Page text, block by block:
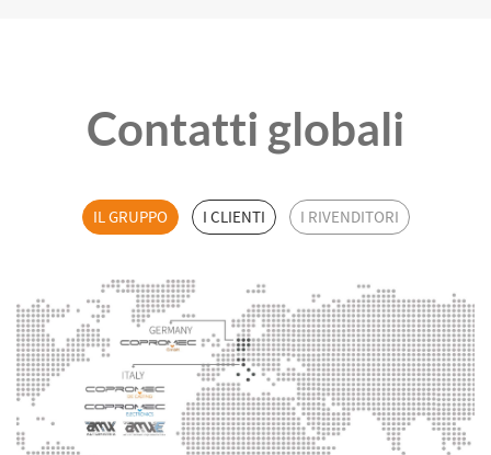
Contatti globali
IL GRUPPO I CLIENTI I RIVENDITORI